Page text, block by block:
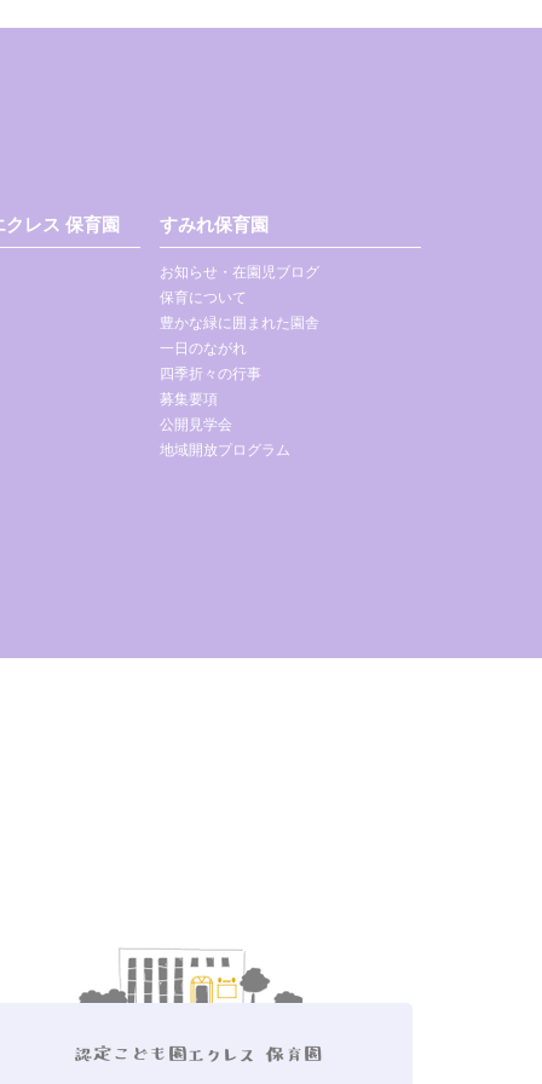
レス 保育園 すみれ保育園
お知らせ・在園児ブログ
保育について
豊かな緑に囲まれた園舎
一日のながれ
四季折々の行事
募集要項
公開見学会
地域開放プログラム